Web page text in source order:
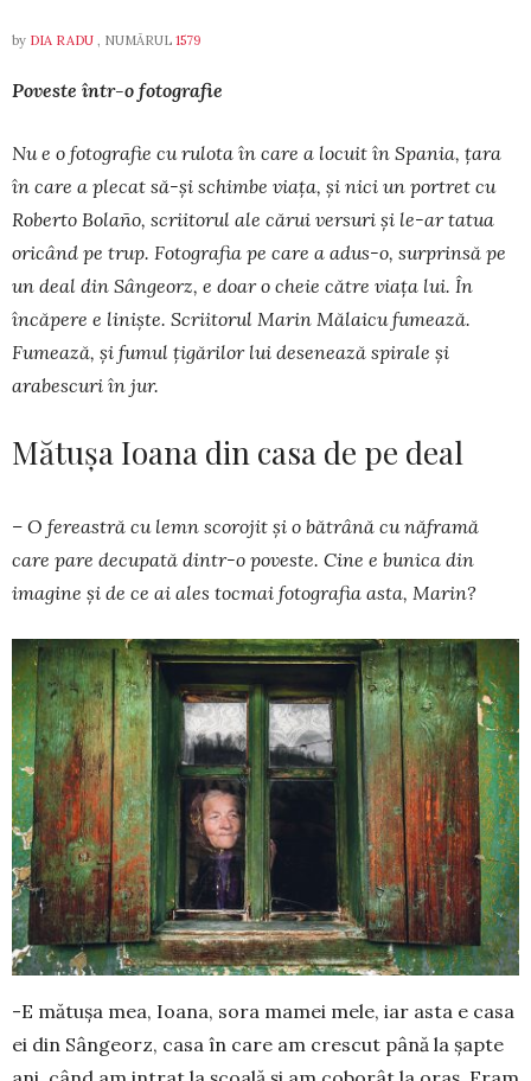
by DIA RADU , NUMĂRUL 1579
Poveste într-o fotografie
Nu e o fotografie cu rulota în care a locuit în Spania, țara
în care a plecat să-și schim­be viața, și nici un portret cu
Ro­ber­to Bolaño, scriitorul ale cărui versuri și le-ar ta­tua
oricând pe trup. Fotografia pe care a adus-o, surprinsă pe
un deal din Sângeorz, e doar o cheie către viața lui. În
încăpere e liniște. Scriitorul Marin Mălaicu fumează.
Fumează, și fumul țigărilor lui desenează spirale și
arabescuri în jur.
Mătușa Ioana din casa de pe deal
– O fereastră cu lemn scorojit și o bătrână cu năframă
care pare decupată dintr-o poveste. Cine e bunica din
imagine și de ce ai ales tocmai fotografia asta, Marin?
-E mătușa mea, Ioana, sora mamei mele, iar asta e casa
ei din Sângeorz, casa în care am crescut până la șapte